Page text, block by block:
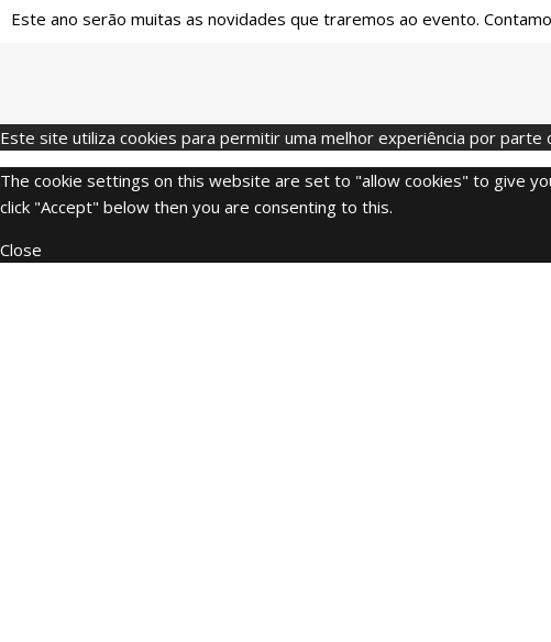
Este ano serão muitas as novidades que traremos ao evento.
Este site utiliza cookies para permitir uma melhor experiência por
The cookie settings on this website are set to "allow cookies" to give
click "Accept" below then you are consenting to this.
Close